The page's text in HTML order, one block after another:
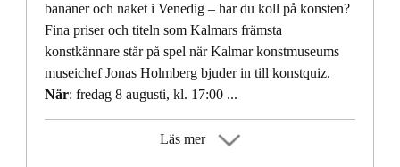
bananer och naket i Venedig – har du koll på konsten?
Fina priser och titeln som Kalmars främsta
konstkännare står på spel när Kalmar konstmuseums
museichef Jonas Holmberg bjuder in till konstquiz.
När: fredag 8 augusti, kl. 17:00 ...
Läs mer